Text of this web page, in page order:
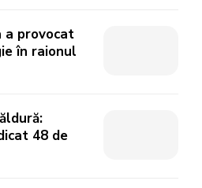
a provocat
în raionul
48 de